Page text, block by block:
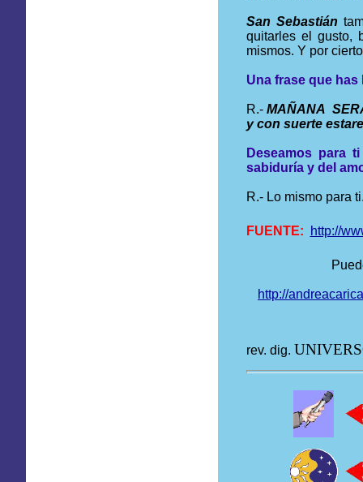
San Sebastián
quitarles el gusto,
mismos. Y por
Una frase que has
R.- MAÑANA
y con suerte
Deseamos para
sabiduría y del
R.- Lo mismo para
FUENTE: http://
http://
rev. dig.